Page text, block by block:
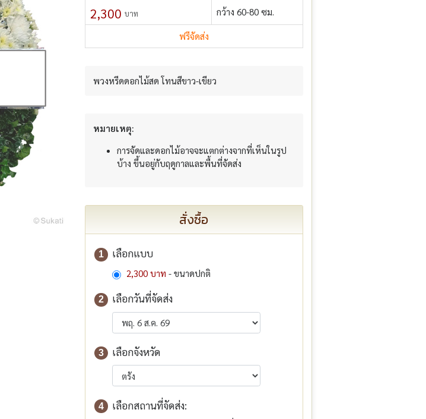
2,300 บาท กว้าง 60-80 ซม.
ฟรีจัดส่ง
พวงหรีดดอกไม้สด โทนสีขาว-เขียว
หมายเหตุ:
การจัดและดอกไม้อาจจะแตกต่างจากที่เห็นในรูป
บ้าง ขึ้นอยู่กับฤดูกาลและพื้นที่จัดส่ง
สั่งซื้อ
1 เลือกแบบ
2,300 บาท - ขนาดปกติ
2 เลือกวันที่จัดส่ง
3 เลือกจังหวัด
4 เลือกสถานที่จัดส่ง: